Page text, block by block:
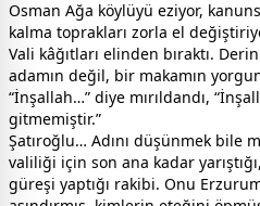
Osman Ağa köylüyü eziyor,
kalma toprakları zorla el
Vali kâğıtları elinden bıraktı.
adamın değil, bir makamın
“İnşallah…” diye mırıldandı,
gitmemiştir.”
Şatıroğlu… Adını düşünmek bile
valiliği için son ana kadar
güreşi yaptığı rakibi. Onu